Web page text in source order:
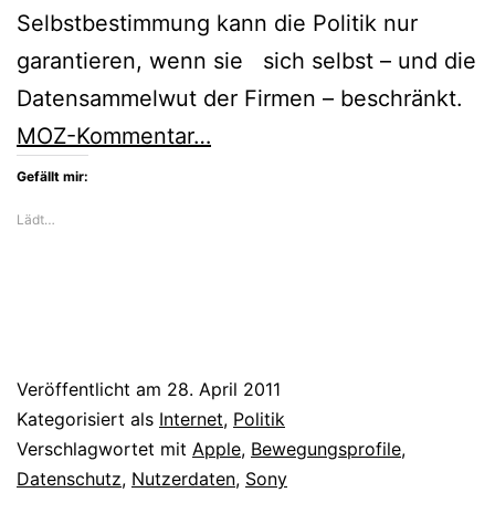
Selbstbestimmung kann die Politik nur
garantieren, wenn sie sich selbst – und die
Datensammelwut der Firmen – beschränkt.
MOZ-Kommentar…
Gefällt mir:
Lädt…
Veröffentlicht am 28. April 2011
Kategorisiert als Internet, Politik
Verschlagwortet mit Apple, Bewegungsprofile,
Datenschutz, Nutzerdaten, Sony